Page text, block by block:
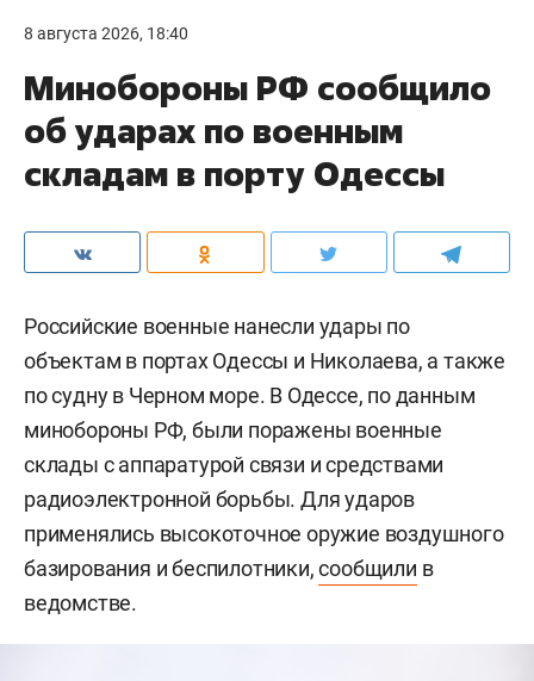
8 августа 2026, 18:40
Минобороны РФ сообщило
об ударах по военным
складам в порту Одессы
Российские военные нанесли удары по
объектам в портах Одессы и Николаева, а также
по судну в Черном море. В Одессе, по данным
минобороны РФ, были поражены военные
склады с аппаратурой связи и средствами
радиоэлектронной борьбы. Для ударов
применялись высокоточное оружие воздушного
базирования и беспилотники,сообщили в
ведомстве.